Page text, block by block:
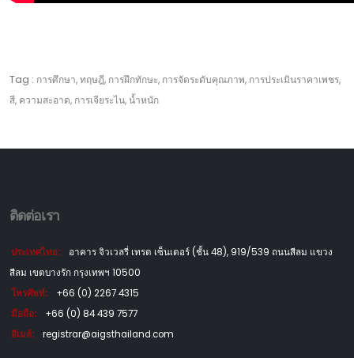
Tag : การศึกษา, ทฤษฎี, การฝึกทักษะ, การจัดระดับคุณภาพ, การประเมินราคาเพชร,
สี, ความสะอาด, การเจียระไน, น้ำหนัก
ติดต่อเรา
ประเทศไทย:
อาคาร จิวเวลรี่ เทรด เซ็นเตอร์ (ชั้น 48), 919/539 ถนนสีลม แขวง
สีลม เขตบางรัก กรุงเทพฯ 10500
โทรศัพท์:
+66 (0) 2267 4315
มือถือ:
+66 (0) 84 439 7577
อีเมล์:
registrar@aigsthailand.com